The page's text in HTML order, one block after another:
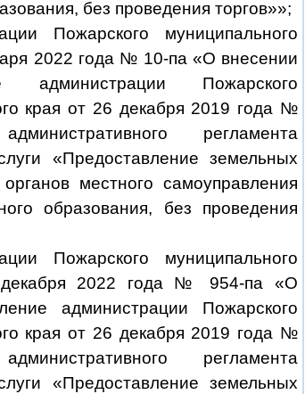
без проведения торгов»»;
Пожарского муниципального
2022 года № 10-па «О внесении
Пожарского
края от 26 декабря 2019 года №
регламента
«Предоставление земельных
местного самоуправления
образования, без проведения
Пожарского муниципального
2022 года № 954-па «О
администрации Пожарского
края от 26 декабря 2019 года №
регламента
«Предоставление земельных